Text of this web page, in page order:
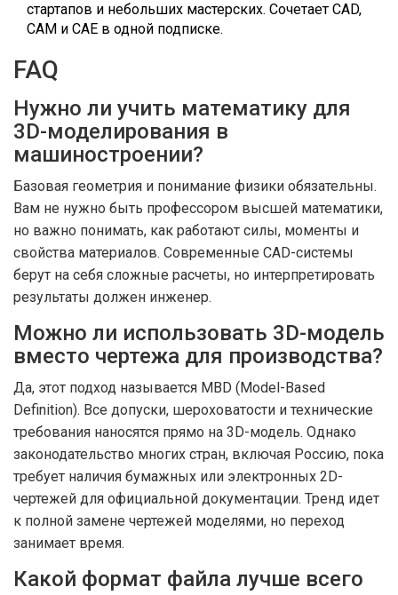
стартапов и небольших мастерских. Сочетает CAD,
CAM и CAE в одной подписке.
FAQ
Нужно ли учить математику для
3D-моделирования в
машиностроении?
Базовая геометрия и понимание физики обязательны.
Вам не нужно быть профессором высшей математики,
но важно понимать, как работают силы, моменты и
свойства материалов. Современные CAD-системы
берут на себя сложные расчеты, но интерпретировать
результаты должен инженер.
Можно ли использовать 3D-модель
вместо чертежа для производства?
Да, этот подход называется MBD (Model-Based
Definition). Все допуски, шероховатости и технические
требования наносятся прямо на 3D-модель. Однако
законодательство многих стран, включая Россию, пока
требует наличия бумажных или электронных 2D-
чертежей для официальной документации. Тренд идет
к полной замене чертежей моделями, но переход
занимает время.
Какой формат файла лучше всего